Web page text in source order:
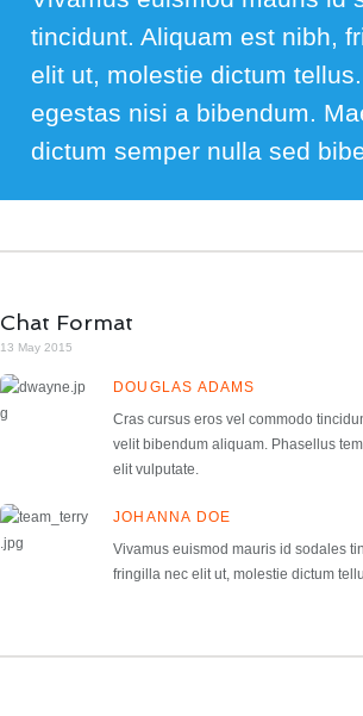
tincidunt. Aliquam est nibh,
elit ut, molestie dictum
egestas nisi a bibendum.
dictum semper nulla sed
Chat Format
13 May 2015
DOUGLAS ADAMS
Cras cursus eros vel commodo
velit bibendum aliquam. Phasellus
elit vulputate.
JOHANNA DOE
Vivamus euismod mauris id sodales
fringilla nec elit ut, molestie dictum